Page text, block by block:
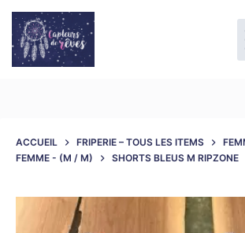
ACCUEIL FRIPERIE – TOUS LES ITEMS
FEMME - (M / M)
SHORTS BLEUS M RIPZONE